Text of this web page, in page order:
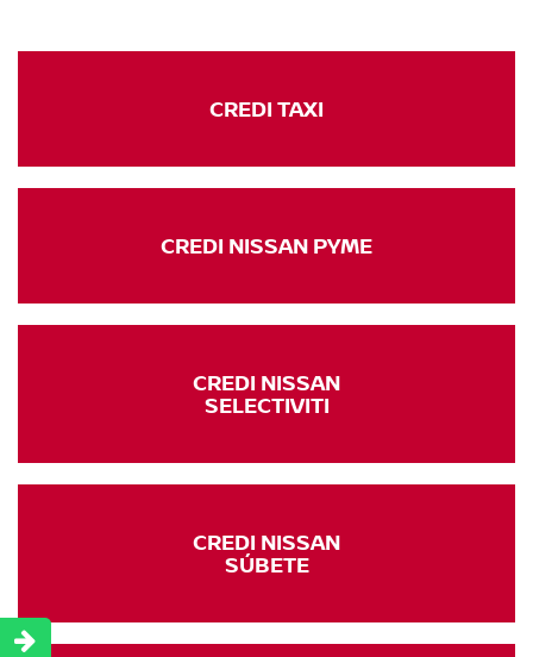
CREDI TAXI
CREDI NISSAN PYME
CREDI NISSAN
SELECTIVITI
CREDI NISSAN
SÚBETE